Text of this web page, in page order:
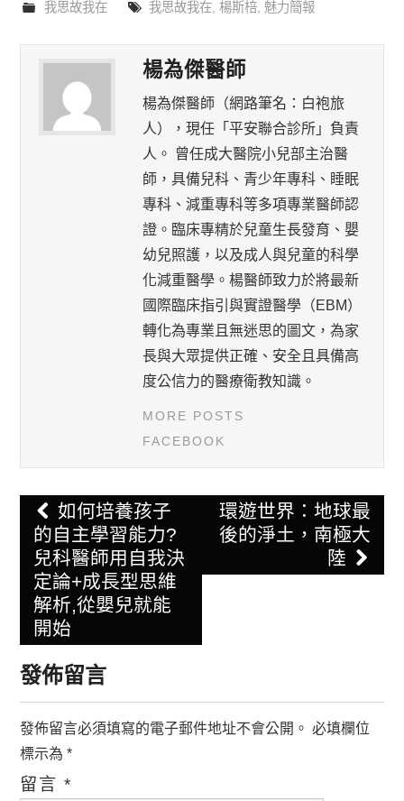
我思故我在 我思故我在, 楊斯棓, 魅力簡報
楊為傑醫師
楊為傑醫師（網路筆名：白袍旅
人），現任「平安聯合診所」負責
人。 曾任成大醫院小兒部主治醫
師，具備兒科、青少年專科、睡眠
專科、減重專科等多項專業醫師認
證。臨床專精於兒童生長發育、嬰
幼兒照護，以及成人與兒童的科學
化減重醫學。楊醫師致力於將最新
國際臨床指引與實證醫學（EBM）
轉化為專業且無迷思的圖文，為家
長與大眾提供正確、安全且具備高
度公信力的醫療衛教知識。
MORE POSTS
FACEBOOK
Post
navigation
如何培養孩子
的自主學習能力?
兒科醫師用自我決
定論+成長型思維
解析,從嬰兒就能
開始
環遊世界：地球最
後的淨土，南極大
陸
發佈留言
發佈留言必須填寫的電子郵件地址不會公開。 必填欄位
標示為*
留言*